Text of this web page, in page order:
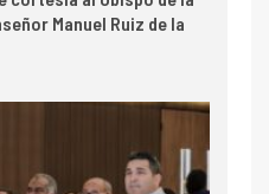
Manuel Ruiz de la